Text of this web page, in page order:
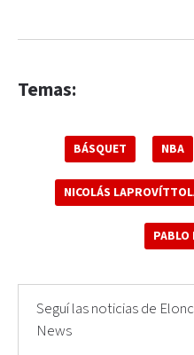
Temas:
BÁSQUET NBA
NICOLÁS
Seguí las noticias de
News